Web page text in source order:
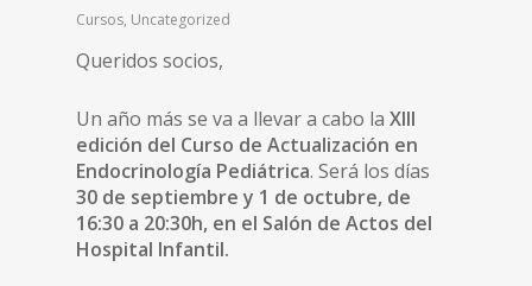
Cursos, Uncategorized
Queridos socios,
Un año más se va a llevar a cabo laXIII
edición del Curso de Actualización en
Endocrinología Pediátrica. Será los días
30 de septiembre y 1 de octubre, de
16:30 a 20:30h, en el Salón de Actos del
Hospital Infantil.